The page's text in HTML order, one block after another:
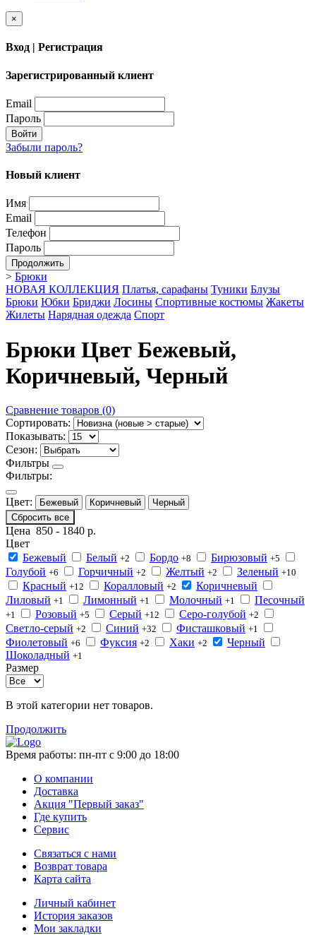
×
Вход | Регистрация
Зарегистрированный клиент
Email
Пароль
Войти
Забыли пароль?
Новый клиент
Имя
Email
Телефон
Пароль
Продолжить
> Брюки
НОВАЯ КОЛЛЕКЦИЯ Платья, сарафаны Туники Блузы
Брюки Юбки Бриджи Лосины Спортивные костюмы Жакеты
Жилеты Нарядная одежда Спорт
Брюки Цвет Бежевый,
Коричневый, Черный
Сравнение товаров (0)
Сортировать:
Показывать:
Сезон:
Фильтры
Фильтры:
Цвет: Бежевый Коричневый
Черный
Сбросить все
Цена 850 - 1840 р.
Цвет
Бежевый
Белый +2 Бордо +8 Бирюзовый +5
Голубой +6 Горчичный +2 Желтый +2 Зеленый +10
Красный +12 Коралловый +2
Коричневый
Лиловый +1 Лимонный +1 Молочный +1 Песочный
+1 Розовый +5 Серый +12 Серо-голубой +2
Светло-серый +2 Синий +32 Фисташковый +1
Фиолетовый +6 Фуксия +2 Хаки +2
Черный
Шоколадный +1
Размер
В этой категории нет товаров.
Продолжить
Время работы: пн-пт с 9:00 до 18:00
О компании
Доставка
Акция "Первый заказ"
Где купить
Сервис
Связаться с нами
Возврат товара
Карта сайта
Личный кабинет
История заказов
Мои закладки